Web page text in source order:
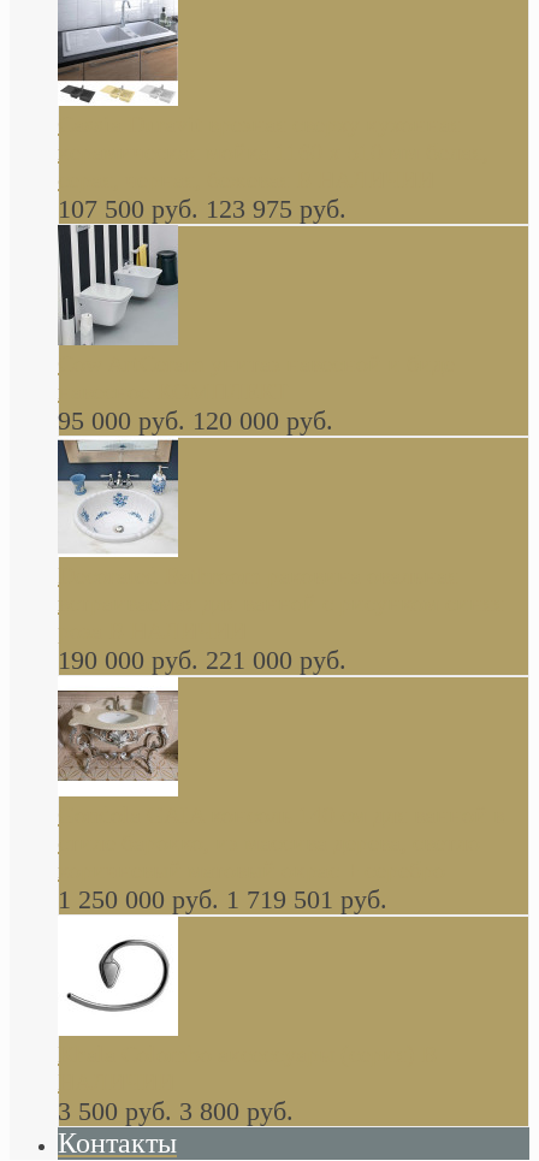
керамическая мойка 1160 x 510 мм белая,
серая, черная, бежевая В НАЛИЧИИ
107 500 руб. 123 975 руб.
навесное КОМПЛЕКТ
95 000 руб. 120 000 руб.
Decorated Bathroom раковина овальная
встраиваемая для ванной с рисунком синяя
роза В НАЛИЧИИ
190 000 руб. 221 000 руб.
стиле барокко, из массива дерева, светло
коричневый матовый окрас + серебро
1 250 000 руб. 1 719 501 руб.
Khala Colombo аксессуары (серия) В
НАЛИЧИИ
3 500 руб. 3 800 руб.
Контакты